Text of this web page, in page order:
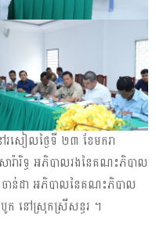
ៅរសៀលថ្ងៃទី ២៣ ខែមករា
រ៉ារិទ្ធ អភិបាលរងនៃគណះភិបាល
ាន់ដា អភិបាលនៃគណះភិបាល
ដំបូក នៅស្រុកស្រីសន្ធរ ។